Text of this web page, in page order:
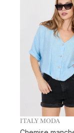
ITALY MODA